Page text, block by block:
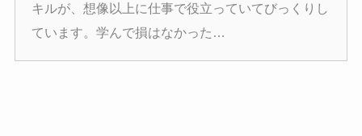
キルが、想像以上に仕事で役立っていてびっくりし
ています。学んで損はなかった…